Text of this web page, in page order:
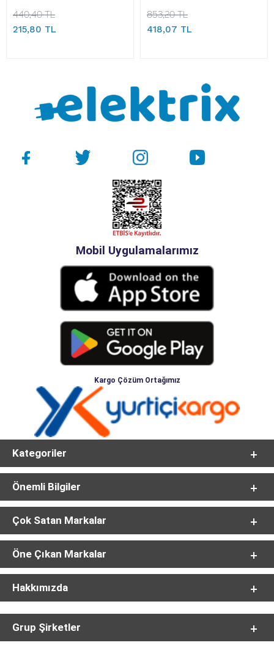
440,40 TL
215,80 TL
853,20 TL
418,07 TL
Mobil Uygulamalarımız
Kargo Çözüm Ortağımız
Kategoriler
Önemli Bilgiler
Çok Satan Markalar
Öne Çıkan Markalar
Hakkımızda
Grup Şirketler